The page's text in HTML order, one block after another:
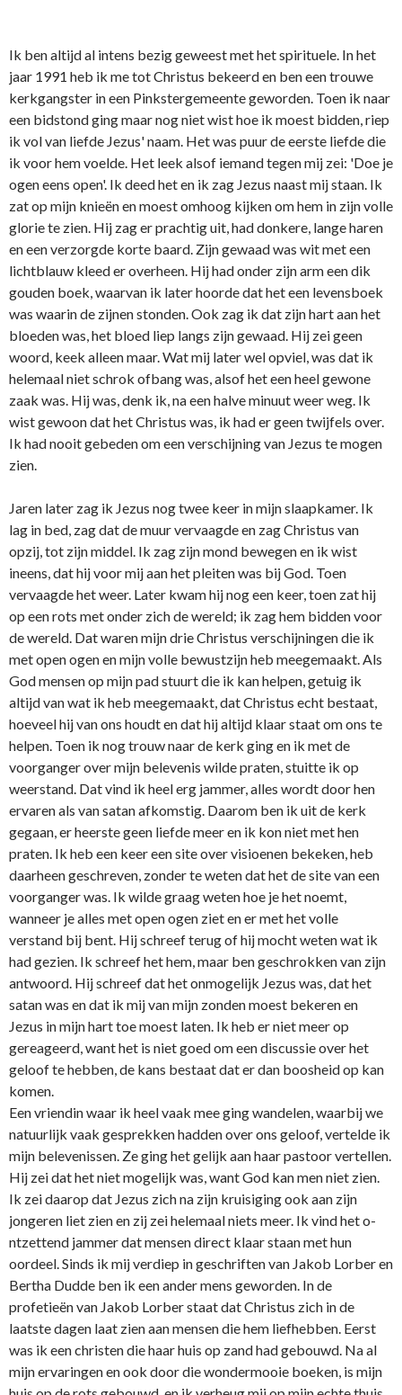
Ik ben altijd al intens bezig geweest met het spirituele. In het
jaar 1991 heb ik me tot Christus bekeerd en ben een trouwe
kerkgangster in een Pinkstergemeente geworden. Toen ik naar
een bidstond ging maar nog niet wist hoe ik moest bidden, riep
ik vol van liefde Jezus' naam. Het was puur de eerste liefde die
ik voor hem voelde. Het leek alsof iemand tegen mij zei: 'Doe je
ogen eens open'. Ik deed het en ik zag Jezus naast mij staan. Ik
zat op mijn knieën en moest omhoog kijken om hem in zijn volle
glorie te zien. Hij zag er prachtig uit, had donkere, lange haren
en een verzorgde korte baard. Zijn gewaad was wit met een
lichtblauw kleed er overheen. Hij had o­nder zijn arm een dik
gouden boek, waarvan ik later hoorde dat het een levensboek
was waarin de zijnen stonden. Ook zag ik dat zijn hart aan het
bloeden was, het bloed liep langs zijn gewaad. Hij zei geen
woord, keek alleen maar. Wat mij later wel opviel, was dat ik
helemaal niet schrok ofbang was, alsof het een heel gewone
zaak was. Hij was, denk ik, na een halve minuut weer weg. Ik
wist gewoon dat het Christus was, ik had er geen twijfels over.
Ik had nooit gebeden om een verschijning van Jezus te mogen
zien.
Jaren later zag ik Jezus nog twee keer in mijn slaapkamer. Ik
lag in bed, zag dat de muur vervaagde en zag Christus van
opzij, tot zijn middel. Ik zag zijn mond bewegen en ik wist
ineens, dat hij voor mij aan het pleiten was bij God. Toen
vervaagde het weer. Later kwam hij nog een keer, toen zat hij
op een rots met o­nder zich de wereld; ik zag hem bidden voor
de wereld. Dat waren mijn drie Christus verschijningen die ik
met open ogen en mijn volle bewustzijn heb meegemaakt. Als
God mensen op mijn pad stuurt die ik kan helpen, getuig ik
altijd van wat ik heb meegemaakt, dat Christus echt bestaat,
hoeveel hij van o­ns houdt en dat hij altijd klaar staat om o­ns te
helpen. Toen ik nog trouw naar de kerk ging en ik met de
voorganger over mijn belevenis wilde praten, stuitte ik op
weerstand. Dat vind ik heel erg jammer, alles wordt door hen
ervaren als van satan afkomstig. Daarom ben ik uit de kerk
gegaan, er heerste geen liefde meer en ik kon niet met hen
praten. Ik heb een keer een site over visioenen bekeken, heb
daarheen geschreven, zonder te weten dat het de site van een
voorganger was. Ik wilde graag weten hoe je het noemt,
wanneer je alles met open ogen ziet en er met het volle
verstand bij bent. Hij schreef terug of hij mocht weten wat ik
had gezien. Ik schreef het hem, maar ben geschrokken van zijn
antwoord. Hij schreef dat het o­nmogelijk Jezus was, dat het
satan was en dat ik mij van mijn zonden moest bekeren en
Jezus in mijn hart toe moest laten. Ik heb er niet meer op
gereageerd, want het is niet goed om een discussie over het
geloof te hebben, de kans bestaat dat er dan boosheid op kan
komen.
Een vriendin waar ik heel vaak mee ging wandelen, waarbij we
natuurlijk vaak gesprekken hadden over o­ns geloof, vertelde ik
mijn belevenissen. Ze ging het gelijk aan haar pastoor vertellen.
Hij zei dat het niet mogelijk was, want God kan men niet zien.
Ik zei daarop dat Jezus zich na zijn kruisiging ook aan zijn
jongeren liet zien en zij zei helemaal niets meer. Ik vind het o­
ntzettend jammer dat mensen direct klaar staan met hun
oordeel. Sinds ik mij verdiep in geschriften van Jakob Lorber en
Bertha Dudde ben ik een ander mens geworden. In de
profetieën van Jakob Lorber staat dat Christus zich in de
laatste dagen laat zien aan mensen die hem liefhebben. Eerst
was ik een christen die haar huis op zand had gebouwd. Na al
mijn ervaringen en ook door die wondermooie boeken, is mijn